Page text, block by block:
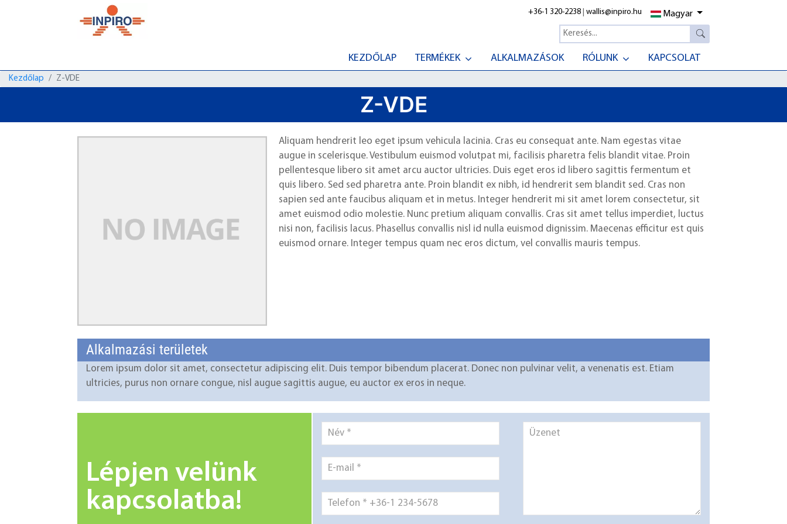
+36-1 320-2238 |wallis@inpiro.hu Magyar
KEZDŐLAP TERMÉKEK ALKALMAZÁSOK RÓLUNK KAPCSOLAT
Kezdőlap Z-VDE
Z-VDE
Aliquam hendrerit leo eget ipsum vehicula lacinia. Cras eu consequat ante. Nam egestas vitae
augue in scelerisque. Vestibulum euismod volutpat mi, facilisis pharetra felis blandit vitae. Proin
pellentesque libero sit amet arcu auctor ultricies. Duis eget eros id libero sagittis fermentum et
quis libero. Sed sed pharetra ante. Proin blandit ex nibh, id hendrerit sem blandit sed. Cras non
sapien sed ante faucibus aliquam et in metus. Integer hendrerit mi sit amet lorem consectetur, sit
amet euismod odio molestie. Nunc pretium aliquam convallis. Cras sit amet tellus imperdiet, luctus
nisi non, facilisis lacus. Phasellus convallis nisl id nulla euismod dignissim. Maecenas efficitur est quis
euismod ornare. Integer tempus quam nec eros dictum, vel convallis mauris tempus.
Alkalmazási területek
Lorem ipsum dolor sit amet, consectetur adipiscing elit. Duis tempor bibendum placerat. Donec non pulvinar velit, a venenatis est. Etiam
ultricies, purus non ornare congue, nisl augue sagittis augue, eu auctor ex eros in neque.
Lépjen velünk
kapcsolatba!